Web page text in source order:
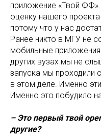
приложение «Твой
оценку нашего
потому что у нас
Ранее никто в МГУ не
мобильные
других вузах мы не
запуска мы проходили
в этом деле. Именно
Именно это побудило
– Это первый твой
другие?